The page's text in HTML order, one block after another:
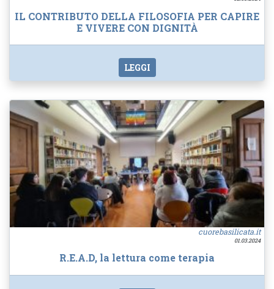
IL CONTRIBUTO DELLA FILOSOFIA PER CAPIRE
E VIVERE CON DIGNITÀ
LEGGI
cuorebasilicata.it
01.03.2024
R.E.A.D, la lettura come terapia